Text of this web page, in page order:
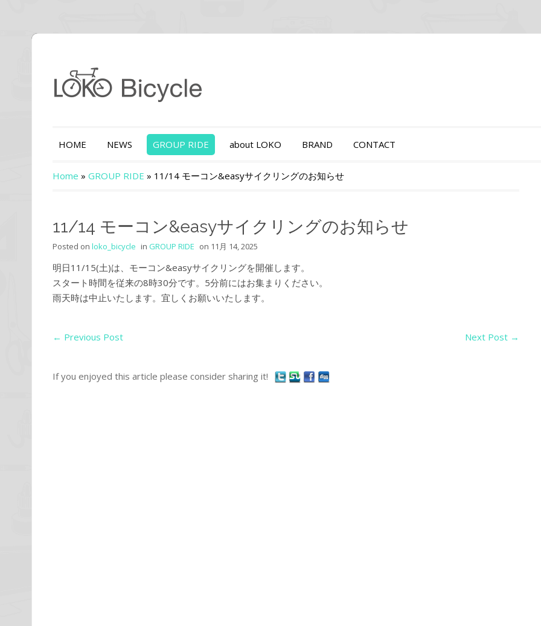
HOME NEWS GROUP RIDE about LOKO BRAND CONTACT
Home » GROUP RIDE » 11/14 モーコン&easyサイクリングのお知らせ
11/14 モーコン&easyサイクリングのお知らせ
Posted on loko_bicycle in GROUP RIDE on 11月 14, 2025
明日11/15(土)は、モーコン&easyサイクリングを開催します。
スタート時間を従来の8時30分です。5分前にはお集まりください。
雨天時は中止いたします。宜しくお願いいたします。
← Previous Post Next Post →
If you enjoyed this article please consider sharing it!